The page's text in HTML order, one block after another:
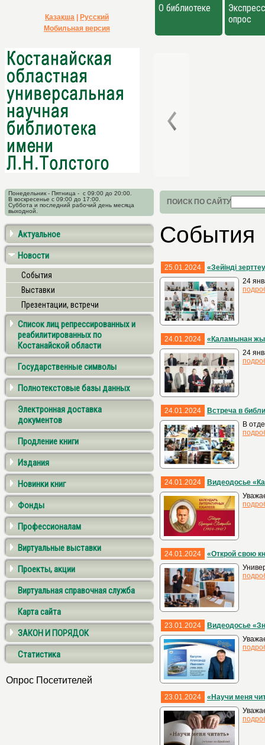
Қазақша
Русский
Мобильная версия
О библиотеке
опрос
Понедельник - Пятница - с 09:00 до 20:00.
В воскресенье с 09:00 до 17:00.
Суббота и последний рабочий день месяца
выходной.
ПОИСК ПО САЙТУ
Актуальное
Новости
События
Выставки
Презентации, встречи
Список лиц репрессированных и
реабилитированных по
Костанайской области
Государственные символы
Полнотекстовые базы данных
Электронная доставка
документов
Продление книги
Издания
Новинки книг
Фонды
Профессионалам
Виртуальные выставки
Проекты, акции
Виртуальная справочная служба
Карта сайта
ЗАКОН И ПОРЯДОК
Статистика
Опрос Посетителей
События
25.01.2024
«Зейінді
24
24.01.2024
«Қаламынан
24
24.01.2024
Встреча в
В
24.01.2024
Видеодосье
24.01.2024
«Открой свою
23.01.2024
Видеодосье
23.01.2024
«Научи меня